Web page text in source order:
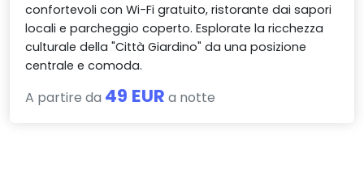
confortevoli con Wi-Fi gratuito, ristorante dai sapori
locali e parcheggio coperto. Esplorate la ricchezza
culturale della "Città Giardino" da una posizione
centrale e comoda.
A partire da 49 EUR a notte